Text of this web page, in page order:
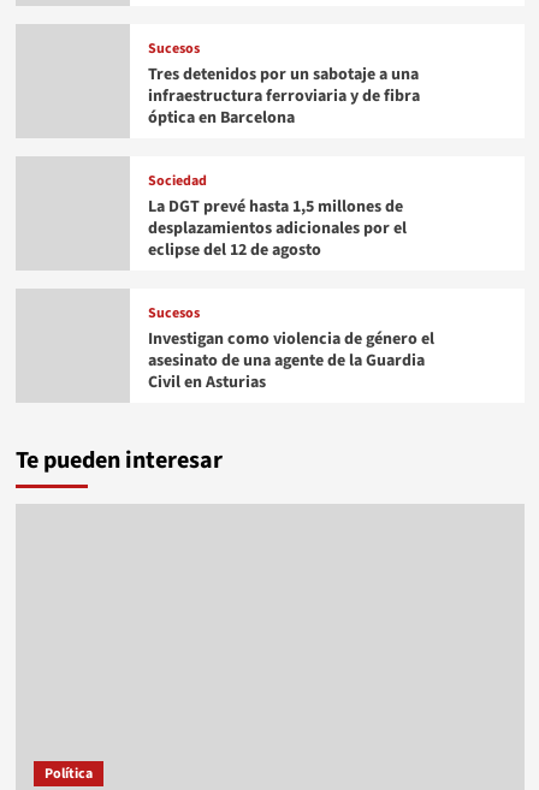
Sucesos
Tres detenidos por un sabotaje a una
infraestructura ferroviaria y de fibra
óptica en Barcelona
Sociedad
La DGT prevé hasta 1,5 millones de
desplazamientos adicionales por el
eclipse del 12 de agosto
Sucesos
Investigan como violencia de género el
asesinato de una agente de la Guardia
Civil en Asturias
Te pueden interesar
Política